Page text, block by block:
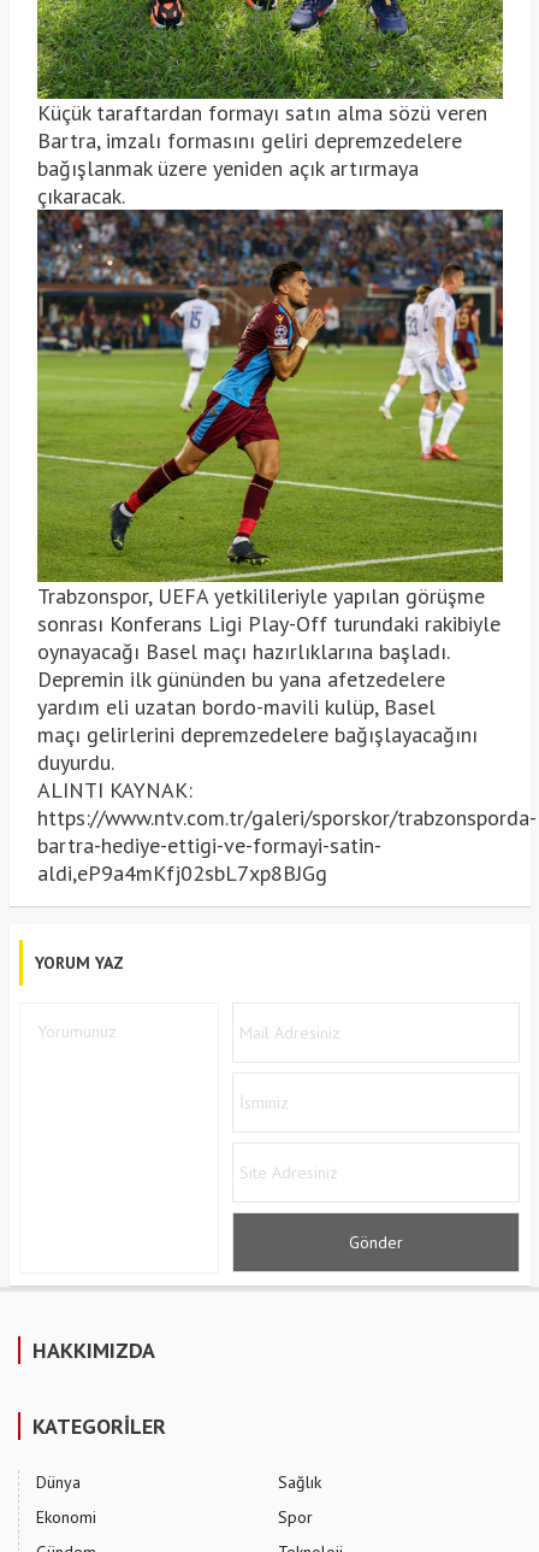
Küçük taraftardan formayı satın alma sözü veren
Bartra, imzalı formasını geliri depremzedelere
bağışlanmak üzere yeniden açık artırmaya
çıkaracak.
Trabzonspor, UEFA yetkilileriyle yapılan görüşme
sonrası Konferans Ligi Play-Off turundaki rakibiyle
oynayacağı Basel maçı hazırlıklarına başladı.
Depremin ilk gününden bu yana afetzedelere
yardım eli uzatan bordo-mavili kulüp, Basel
maçı gelirlerini depremzedelere bağışlayacağını
duyurdu.
ALINTI KAYNAK:
https://www.ntv.com.tr/galeri/sporskor/trabzonsporda-
bartra-hediye-ettigi-ve-formayi-satin-
aldi,eP9a4mKfj02sbL7xp8BJGg
YORUM YAZ
HAKKIMIZDA
KATEGORİLER
Dünya
Ekonomi
Sağlık
Spor